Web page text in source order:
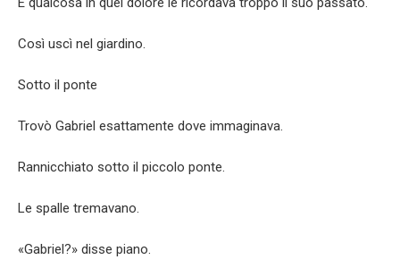
Così uscì nel giardino.
Sotto il ponte
Trovò Gabriel esattamente dove immaginava.
Rannicchiato sotto il piccolo ponte.
Le spalle tremavano.
«Gabriel?» disse piano.